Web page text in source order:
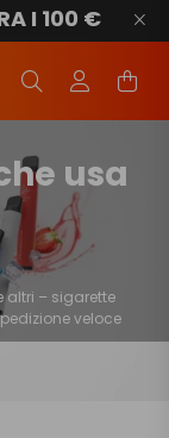
I 100 €
usa
altri – sigarette
veloce